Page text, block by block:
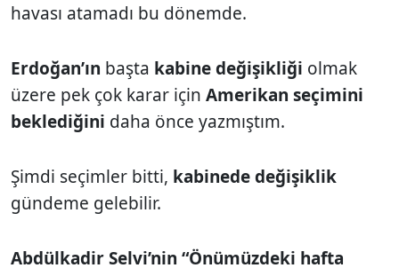
havası atamadı bu dönemde.
Erdoğan’ın başta kabine değişikliği olmak
üzere pek çok karar için Amerikan seçimini
beklediğini daha önce yazmıştım.
Şimdi seçimler bitti, kabinede değişiklik
gündeme gelebilir.
Abdülkadir Selvi’nin “Önümüzdeki hafta